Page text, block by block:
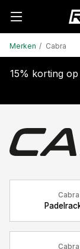
Merken Cabra
15% korting
Cabra
Cabra